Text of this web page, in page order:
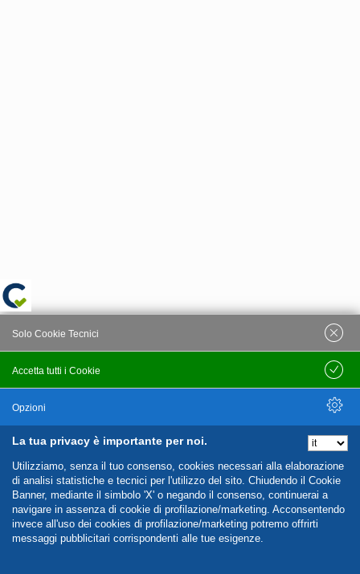
La tua privacy è importante per noi.
Utilizziamo, senza il tuo consenso, cookies necessari alla elaborazione
di analisi statistiche e tecnici per l'utilizzo del sito. Chiudendo il Cookie
Banner, mediante il simbolo 'X' o negando il consenso, continuerai a
navigare in assenza di cookie di profilazione/marketing. Acconsentendo
invece all'uso dei cookies di profilazione/marketing potremo offrirti
messaggi pubblicitari corrispondenti alle tue esigenze.
Accetta tutti i Cookie
Solo Cookie Tecnici
Salva
Opzioni
Nascondi Opzioni